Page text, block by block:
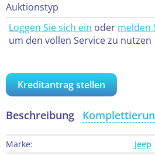
Auktionstyp
Loggen Sie sich ein oder melden
um den vollen Service zu nutzen
Kreditantrag stellen
Beschreibung
Marke: Jeep